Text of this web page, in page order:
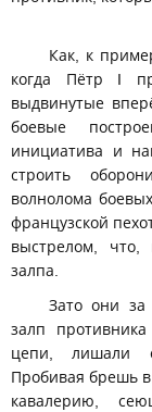
Как, к
когда Пётр I
выдвинутые
боевые
инициатива и
строить
волнолома
французской
выстрелом,
залпа.
Зато они за
залп
цепи, лишали
Пробивая брешь в
кавалерию,